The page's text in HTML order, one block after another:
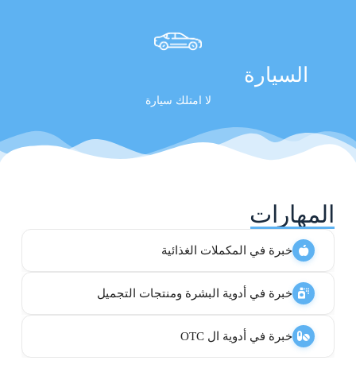
السيارة
لا امتلك سيارة
المهارات
خبرة في المكملات الغذائية
خبرة في أدوية البشرة ومنتجات التجميل
خبرة في أدوية ال OTC